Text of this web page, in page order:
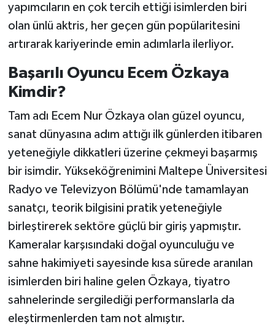
yapımcıların en çok tercih ettiği isimlerden biri
olan ünlü aktris, her geçen gün popülaritesini
artırarak kariyerinde emin adımlarla ilerliyor.
Başarılı Oyuncu Ecem Özkaya
Kimdir?
Tam adı Ecem Nur Özkaya olan güzel oyuncu,
sanat dünyasına adım attığı ilk günlerden itibaren
yeteneğiyle dikkatleri üzerine çekmeyi başarmış
bir isimdir. Yükseköğrenimini Maltepe Üniversitesi
Radyo ve Televizyon Bölümü'nde tamamlayan
sanatçı, teorik bilgisini pratik yeteneğiyle
birleştirerek sektöre güçlü bir giriş yapmıştır.
Kameralar karşısındaki doğal oyunculuğu ve
sahne hakimiyeti sayesinde kısa sürede aranılan
isimlerden biri haline gelen Özkaya, tiyatro
sahnelerinde sergilediği performanslarla da
eleştirmenlerden tam not almıştır.